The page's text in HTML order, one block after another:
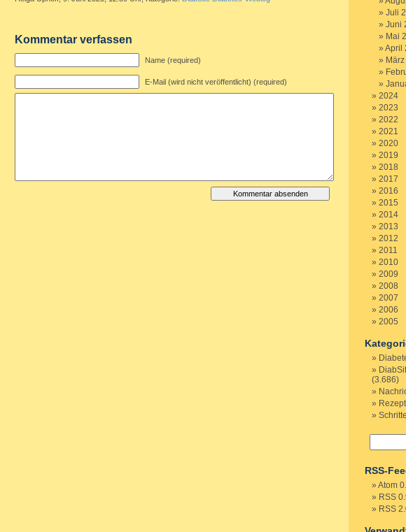
Kommentar verfassen
Name (required)
E-Mail (wird nicht veröffentlicht) (required)
Juli
Juni
Mai
April
2024
2023
2022
2021
2020
2019
2018
2017
2016
2015
2014
2013
2012
2011
2010
2009
2008
2007
2006
2005
(3.686)
RSS-
Atom
RSS
RSS